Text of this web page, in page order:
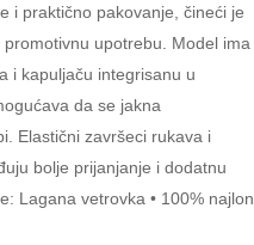
i praktično pakovanje, čineći je
upotrebu. Model ima
i kapuljaču integrisanu u
da se jakna
Elastični završeci rukava i
bolje prijanjanje i dodatnu
Lagana vetrovka • 100% najlon